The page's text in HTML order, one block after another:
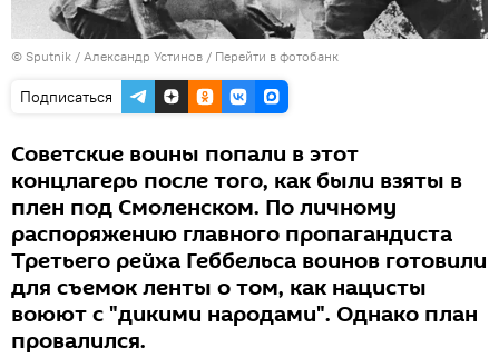
© Sputnik / Александр Устинов / Перейти в фотобанк
Подписаться
Советские воины попали в этот
концлагерь после того, как были взяты в
плен под Смоленском. По личному
распоряжению главного пропагандиста
Третьего рейха Геббельса воинов готовили
для съемок ленты о том, как нацисты
воюют с "дикими народами". Однако план
провалился.